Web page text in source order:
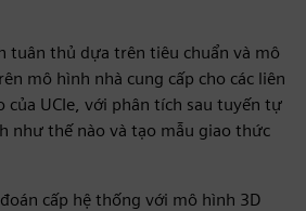
tuân thủ dựa trên tiêu chuẩn và mô
mô hình nhà cung cấp cho các liên
của UCIe, với phân tích sau tuyến tự
như thế nào và tạo mẫu giao thức
cấp hệ thống với mô hình 3D